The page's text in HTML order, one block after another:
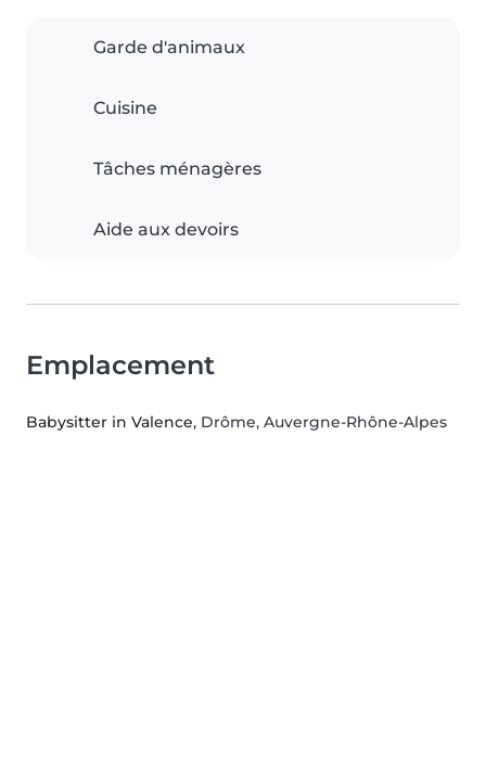
Garde d'animaux
Cuisine
Tâches ménagères
Aide aux devoirs
Emplacement
Babysitter in Valence, Drôme, Auvergne-Rhône-Alpes